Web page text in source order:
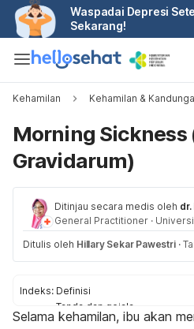
Waspadai Depresi
Sekarang!
Kehamilan Kehamilan &
Morning Sickness
Gravidarum)
Ditinjau secara medis oleh dr.
General Practitioner ·
Ditulis oleh Hillary Sekar Pawestri ·
Indeks: Definisi
Tanda dan gejala
Penyebab
Selama kehamilan, ibu akan